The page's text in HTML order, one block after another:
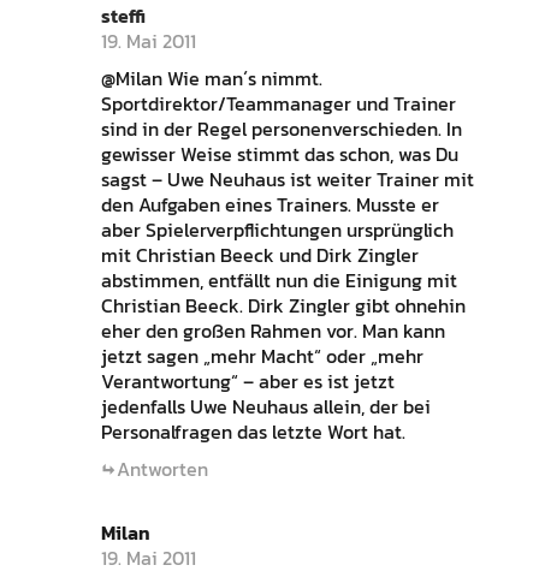
steffi
19. Mai 2011
@Milan Wie man´s nimmt.
Sportdirektor/Teammanager und Trainer
sind in der Regel personenverschieden. In
gewisser Weise stimmt das schon, was Du
sagst – Uwe Neuhaus ist weiter Trainer mit
den Aufgaben eines Trainers. Musste er
aber Spielerverpflichtungen ursprünglich
mit Christian Beeck und Dirk Zingler
abstimmen, entfällt nun die Einigung mit
Christian Beeck. Dirk Zingler gibt ohnehin
eher den großen Rahmen vor. Man kann
jetzt sagen „mehr Macht“ oder „mehr
Verantwortung“ – aber es ist jetzt
jedenfalls Uwe Neuhaus allein, der bei
Personalfragen das letzte Wort hat.
Antworten
Milan
19. Mai 2011